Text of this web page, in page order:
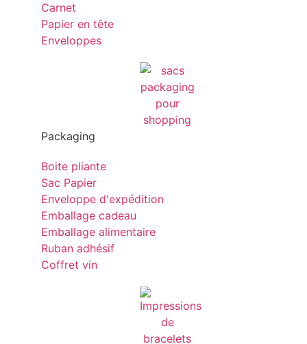
Carnet
Papier en tête
Enveloppes
Packaging
Boite pliante
Sac Papier
Enveloppe d'expédition
Emballage cadeau
Emballage alimentaire
Ruban adhésif
Coffret vin